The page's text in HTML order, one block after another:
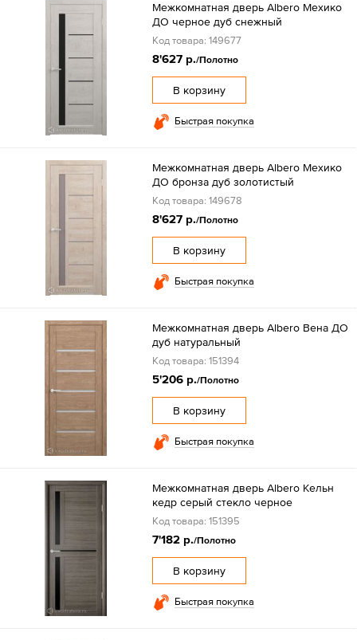
Межкомнатная дверь Albero Мехико
ДО черное дуб снежный
Код товара: 149677
8'627 р./Полотно
В корзину
Быстрая покупка
Межкомнатная дверь Albero Мехико
ДО бронза дуб золотистый
Код товара: 149678
8'627 р./Полотно
В корзину
Быстрая покупка
Межкомнатная дверь Albero Вена ДО
дуб натуральный
Код товара: 151394
5'206 р./Полотно
В корзину
Быстрая покупка
Межкомнатная дверь Albero Кельн
кедр серый стекло черное
Код товара: 151395
7'182 р./Полотно
В корзину
Быстрая покупка